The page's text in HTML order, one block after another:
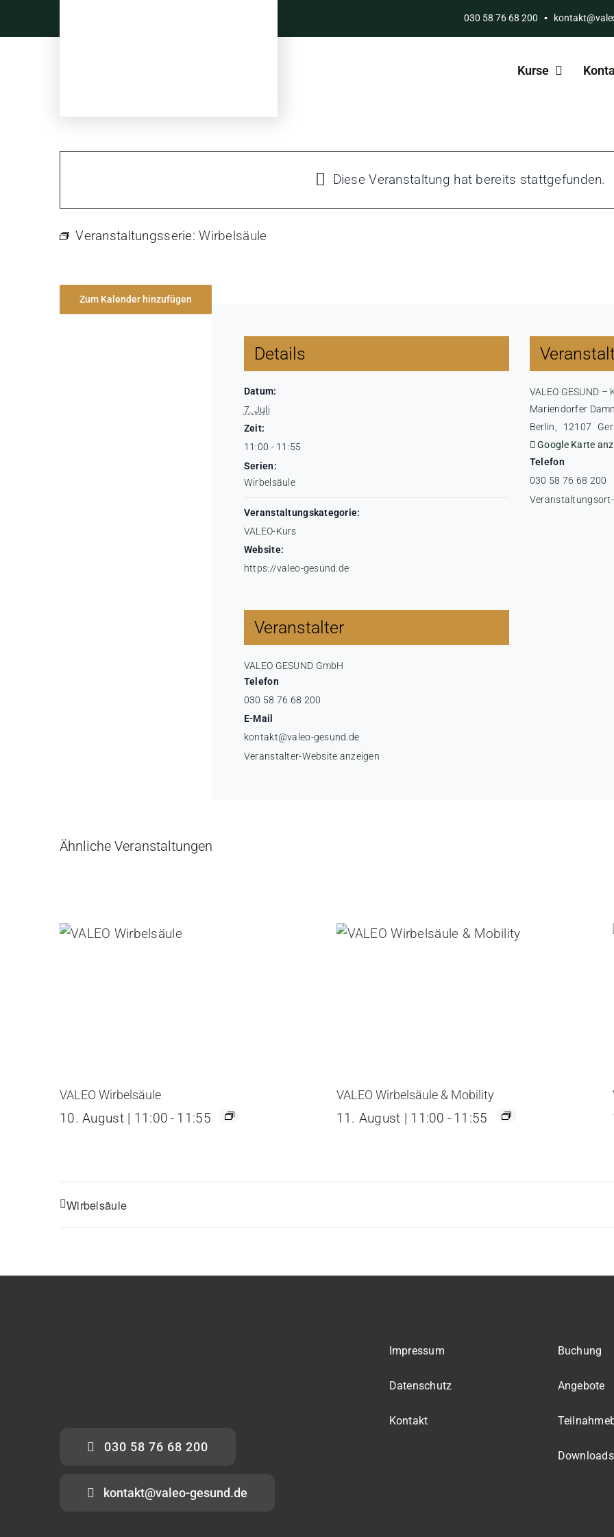
030 58 76 68 200 ▪
Kurse
Diese Veranstaltung hat bereits stattgefunden.
Veranstaltungsserie:Wirbelsäule
Zum Kalender hinzufügen
Details
Datum:
7. Juli
Zeit:
11:00 - 11:55
Serien:
Wirbelsäule
Veranstaltungskategorie:
VALEO-Kurs
Website:
https://valeo-gesund.de
Veranstalter
VALEO GESUND GmbH
Telefon
030 58 76 68 200
E-Mail
kontakt@valeo-gesund.de
Veranstalter-Website anzeigen
VALEO GESUND –
Mariendorfer
Berlin
12107
Google Karte
Telefon
030 58 76 68 200
Ähnliche Veranstaltungen
VALEO Wirbelsäule
10. August | 11:00 - 11:55
VALEO Wirbelsäule & Mobility
11. August | 11:00 - 11:55
Wirbelsäule
030 58 76 68 200
kontakt@valeo-gesund.de
Impressum
Datenschutz
Kontakt
Buchung
Angebote
Downloads